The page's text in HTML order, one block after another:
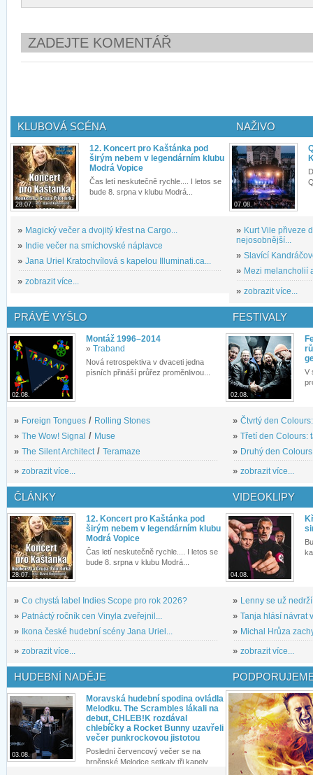
ZADEJTE KOMENTÁŘ
KLUBOVÁ SCÉNA
28.07.
12. Koncert pro Kaštánka pod
širým nebem v legendárním klubu
Modrá Vopice
Čas letí neskutečně rychle.... I letos se
bude 8. srpna v klubu Modrá...
» Magický večer a dvojitý křest na Cargo...
» Indie večer na smíchovské náplavce
» Jana Uriel Kratochvílová s kapelou Illuminati.ca...
» zobrazit více...
NAŽIVO
07.08.
» Kurt Vile přiveze
nejosobnější...
» Slavící
» Mezi melancholií
» zobrazit více...
PRÁVĚ VYŠLO
02.08.
Montáž 1996–2014
» Traband
Nová retrospektiva v dvaceti jedna
písních přináší průřez proměnlivou...
» Foreign Tongues / Rolling Stones
» The Wow! Signal / Muse
» The Silent Architect / Teramaze
» zobrazit více...
FESTIVALY
02.08.
V
» Čtvrtý den
» Třetí den Colours:
» Druhý den
» zobrazit více...
ČLÁNKY
28.07.
12. Koncert pro Kaštánka pod
širým nebem v legendárním klubu
Modrá Vopice
Čas letí neskutečně rychle.... I letos se
bude 8. srpna v klubu Modrá...
» Co chystá label Indies Scope pro rok 2026?
» Patnáctý ročník cen Vinyla zveřejnil...
»
Ikona české hudební scény Jana Uriel...
» zobrazit více...
VIDEOKLIPY
04.08.
» Lenny se už
» Tanja hlásí návrat
» Michal Hrůza
» zobrazit více...
HUDEBNÍ NADĚJE
03.08.
Moravská hudební spodina ovládla
Melodku. The Scrambles lákali na
debut, CHLEB!K rozdával
chlebíčky a Rocket Bunny uzavřeli
večer punkrockovou jistotou
Poslední červencový večer se na
brněnské Melodce setkaly tři kapely...